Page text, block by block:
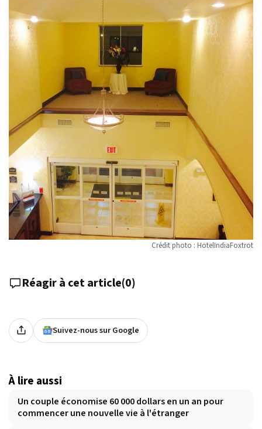
Crédit photo : HotelIndiaFoxtrot
Réagir à cet article(0)
Suivez-nous sur Google
À lire aussi
Un couple économise 60 000 dollars en un an pour
commencer une nouvelle vie à l'étranger